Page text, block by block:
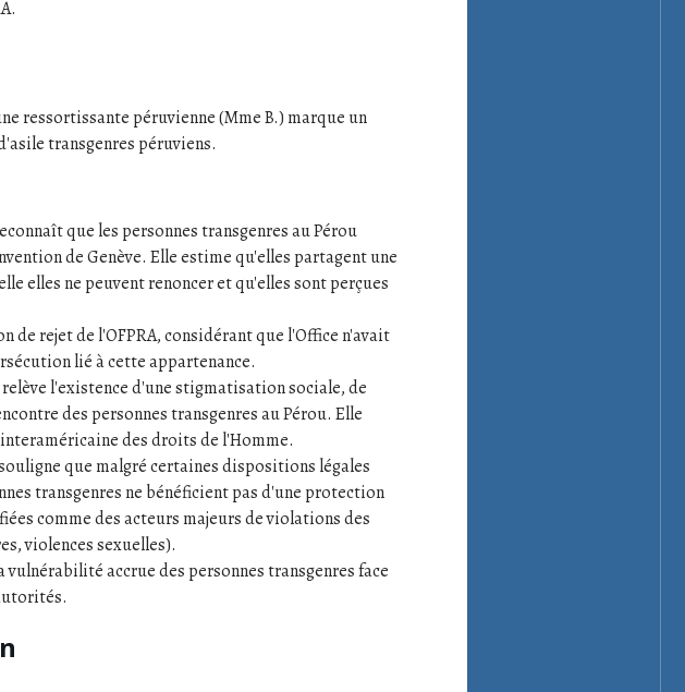
ressortissante péruvienne (Mme B.) marque un
transgenres péruviens.
que les personnes transgenres au Pérou
de Genève. Elle estime qu'elles partagent une
elles ne peuvent renoncer et qu'elles sont perçues
de rejet de l'OFPRA, considérant que l'Office n'avait
lié à cette appartenance.
l'existence d'une stigmatisation sociale, de
des personnes transgenres au Pérou. Elle
des droits de l'Homme.
que malgré certaines dispositions légales
transgenres ne bénéficient pas d'une protection
comme des acteurs majeurs de violations des
violences sexuelles).
vulnérabilité accrue des personnes transgenres face